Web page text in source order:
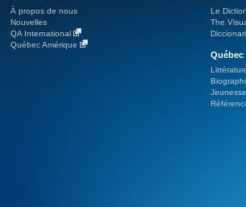
À propos de nous
Nouvelles
QA International
Québec Amérique
Le
The
Québec
Jeunesse